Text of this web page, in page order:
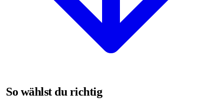
So wählst du richtig